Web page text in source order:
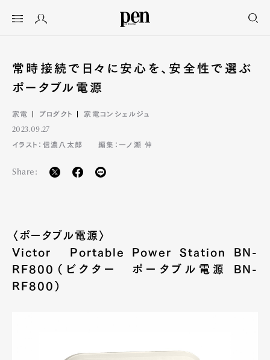
常時接続で日々に安心を、安全性で選ぶ
ポータブル電源
家電 プロダクト 家電コンシェルジュ
2023.09.27
イラスト：信濃八太郎
編集：一ノ瀬 伸
Share:
〈ポータブル電源〉
Victor Portable Power Station BN-
RF800（ビクター ポータブル電源 BN-
RF800）